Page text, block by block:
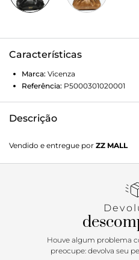
Características
Marca: Vicenza
Referência: P5000301020001
Descrição
corrente, possui formato
movimento ao visual,
textura e elegância em cada
média é perfeita para
um acessório de destaque nas
Vendido e entregue por ZZ MALL
Houve algum problema
preocupe: devolva seu